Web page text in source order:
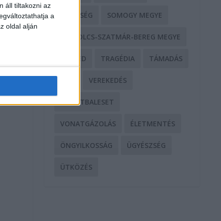
áll tiltakozni az
a
oldal alján
SEGÍTSÉG SOMOGY MEGYE
SZABOLCS-SZATMÁR-BEREG MEGYE
SZEGED TRAGÉDIA TÁMADÁS
VEREKEDÉS
VONATBALESET
VONATGÁZOLÁS ÉLETMENTÉS
ÖNGYILKOSSÁG ÜGYÉSZSÉG
ÜTKÖZÉS